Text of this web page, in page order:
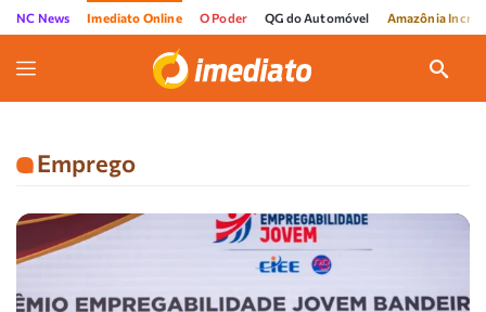
NC News Imediato Online O Poder QG do Automóvel Amazônia
Emprego